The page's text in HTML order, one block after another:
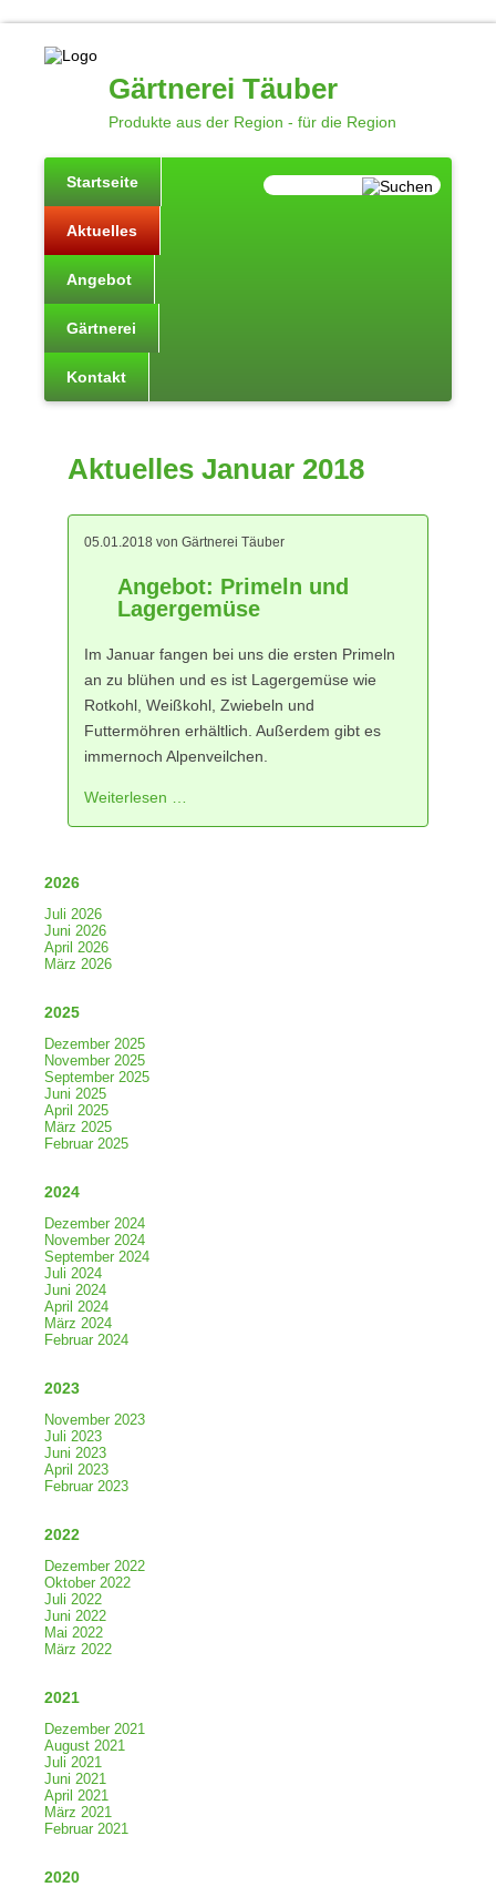
Gärtnerei Täuber
Produkte aus der Region - für die Region
Startseite
Aktuelles
Angebot
Gärtnerei
Kontakt
Aktuelles Januar 2018
05.01.2018 von Gärtnerei Täuber
Angebot: Primeln und
Lagergemüse
Im Januar fangen bei uns die ersten Primeln
an zu blühen und es ist Lagergemüse wie
Rotkohl, Weißkohl, Zwiebeln und
Futtermöhren erhältlich. Außerdem gibt es
immernoch Alpenveilchen.
Weiterlesen …
2026
Juli 2026
Juni 2026
April 2026
März 2026
2025
Dezember 2025
November 2025
September 2025
Juni 2025
April 2025
März 2025
Februar 2025
2024
Dezember 2024
November 2024
September 2024
Juli 2024
Juni 2024
April 2024
März 2024
Februar 2024
2023
November 2023
Juli 2023
Juni 2023
April 2023
Februar 2023
2022
Dezember 2022
Oktober 2022
Juli 2022
Juni 2022
Mai 2022
März 2022
2021
Dezember 2021
August 2021
Juli 2021
Juni 2021
April 2021
März 2021
Februar 2021
2020